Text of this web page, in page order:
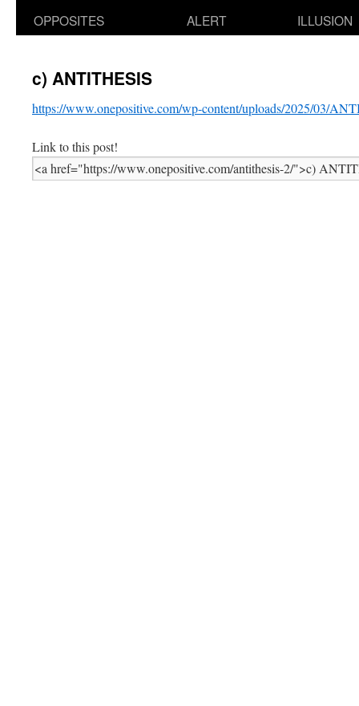
OPPOSITES
ALERT
ILLUSION
c) ANTITHESIS
https://www.onepositive.com/wp-content/uploads/2025/03/
Link to this post!